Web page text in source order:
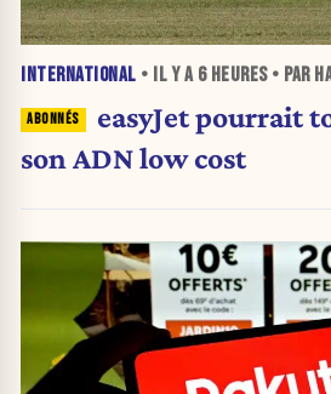
INTERNATIONAL • IL Y A 6 HEURES• PAR
easyJet pourrait
son ADN low cost